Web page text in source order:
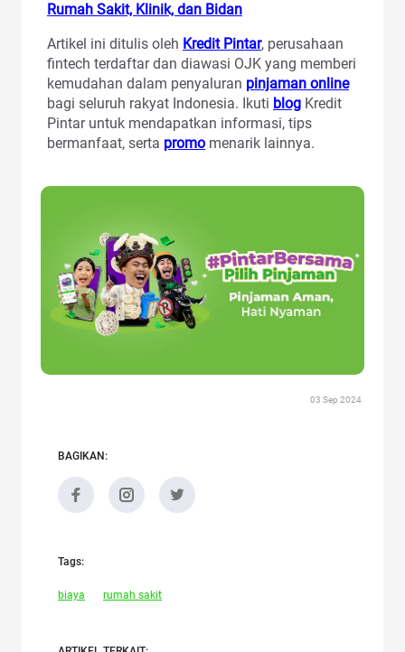
Rumah Sakit, Klinik, dan Bidan
Artikel ini ditulis oleh Kredit Pintar, perusahaan
fintech terdaftar dan diawasi OJK yang memberi
kemudahan dalam penyaluran pinjaman online
bagi seluruh rakyat Indonesia. Ikuti blog Kredit
Pintar untuk mendapatkan informasi, tips
bermanfaat, serta promo menarik lainnya.
03 Sep 2024
BAGIKAN:
Tags:
biaya rumah sakit